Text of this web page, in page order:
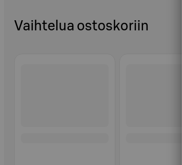
Vaihtelua ostoskoriin